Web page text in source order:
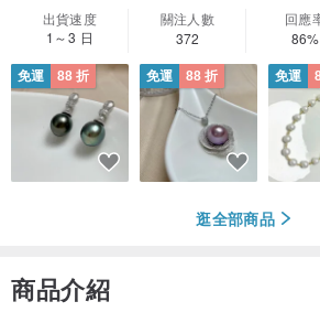
出貨速度
1～3 日
關注人數
372
回應
86%
免運 88 折 免運 88 折 免運
逛全部商品
商品介紹